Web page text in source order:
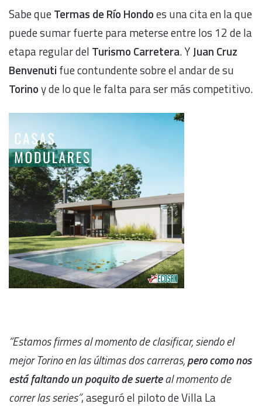
Sabe queTermas de Río Hondoes una cita en la que
puede sumar fuerte para meterse entre los 12 de la
etapa regular del Turismo Carretera. YJuan Cruz
Benvenuti fue contundente sobre el andar de su
Torinoy de lo que le falta para ser más competitivo.
“Estamos firmes al momento de clasificar, siendo el
mejor Torino en las últimas dos carreras,pero como nos
está faltando un poquito de suerteal momento de
correr las series”, aseguró el piloto de Villa La